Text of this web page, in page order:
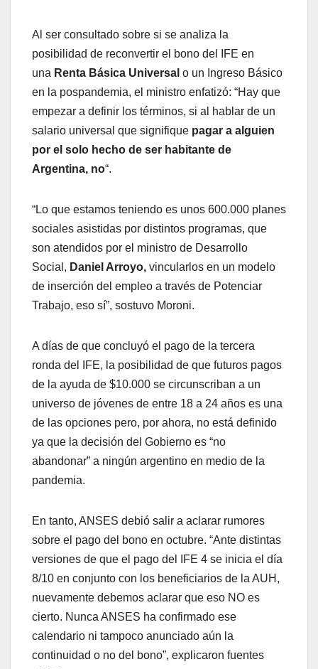
Al ser consultado sobre si se analiza la
posibilidad de reconvertir el bono del IFE en
una Renta Básica Universal o un Ingreso Básico
en la pospandemia, el ministro enfatizó: “Hay que
empezar a definir los términos, si al hablar de un
salario universal que signifique pagar a alguien
por el solo hecho de ser habitante de
Argentina, no“.
“Lo que estamos teniendo es unos 600.000 planes
sociales asistidas por distintos programas, que
son atendidos por el ministro de Desarrollo
Social, Daniel Arroyo, vincularlos en un modelo
de inserción del empleo a través de Potenciar
Trabajo, eso sí”, sostuvo Moroni.
A días de que concluyó el pago de la tercera
ronda del IFE, la posibilidad de que futuros pagos
de la ayuda de $10.000 se circunscriban a un
universo de jóvenes de entre 18 a 24 años es una
de las opciones pero, por ahora, no está definido
ya que la decisión del Gobierno es “no
abandonar” a ningún argentino en medio de la
pandemia.
En tanto, ANSES debió salir a aclarar rumores
sobre el pago del bono en octubre. “Ante distintas
versiones de que el pago del IFE 4 se inicia el día
8/10 en conjunto con los beneficiarios de la AUH,
nuevamente debemos aclarar que eso NO es
cierto. Nunca ANSES ha confirmado ese
calendario ni tampoco anunciado aún la
continuidad o no del bono”, explicaron fuentes